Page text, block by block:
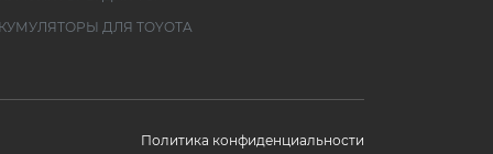
ДЛЯ TOYOTA
Политика конфиденциальности